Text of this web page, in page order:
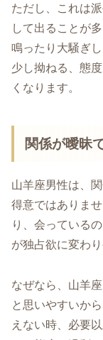
ただし、これは
して出ることが
鳴ったり大騒ぎ
少し拗ねる、態
くなります。
関係が曖昧
山羊座男性は、
得意ではありま
り、会っている
が独占欲に変わ
なぜなら、山羊
と思いやすいか
えない時、必要